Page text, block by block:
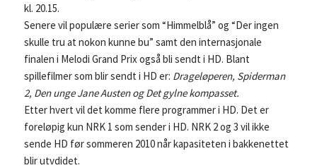
kl. 20.15.
Senere vil populære serier som “Himmelblå” og “Der ingen
skulle tru at nokon kunne bu” samt den internasjonale
finalen i Melodi Grand Prix også bli sendt i HD. Blant
spillefilmer som blir sendt i HD er: Drageløperen, Spiderman
2, Den unge Jane Austen og Det gylne kompasset.
Etter hvert vil det komme flere programmer i HD. Det er
foreløpig kun NRK 1 som sender i HD. NRK 2 og 3 vil ikke
sende HD før sommeren 2010 når kapasiteten i bakkenettet
blir utvdidet.